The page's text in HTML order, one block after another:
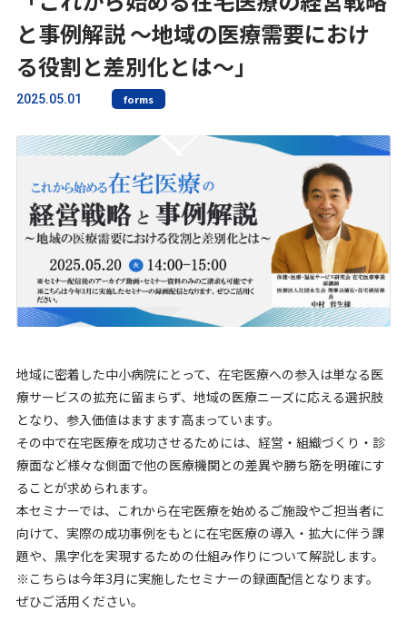
と事例解説 ～地域の医療需要におけ
る役割と差別化とは～」
2025.05.01 forms
地域に密着した中小病院にとって、在宅医療への参入は単なる医
療サービスの拡充に留まらず、地域の医療ニーズに応える選択肢
となり、参入価値はますます高まっています。
その中で在宅医療を成功させるためには、経営・組織づくり・診
療面など様々な側面で他の医療機関との差異や勝ち筋を明確にす
ることが求められます。
本セミナーでは、これから在宅医療を始めるご施設やご担当者に
向けて、実際の成功事例をもとに在宅医療の導入・拡大に伴う課
題や、黒字化を実現するための仕組み作りについて解説します。
※こちらは今年3月に実施したセミナーの録画配信となります。
ぜひご活用ください。